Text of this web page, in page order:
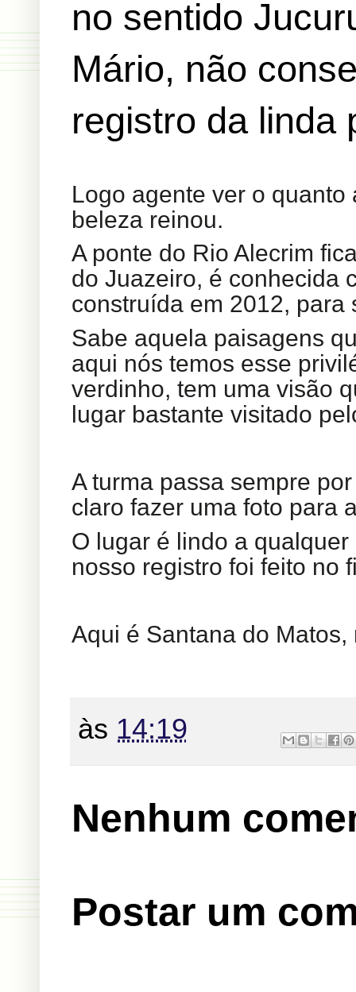
no sentido
Mário, não
registro da linda
Logo agente ver o
beleza reinou.
A ponte do Rio Alecrim
do Juazeiro, é conhecida
construída em 2012, para
Sabe aquela paisagens
aqui nós temos esse
verdinho, tem uma visão
lugar bastante visitado
A turma passa sempre
claro fazer uma foto para
O lugar é lindo a
nosso registro foi feito no
Aqui é Santana do
às 14:19
Nenhum
Postar um